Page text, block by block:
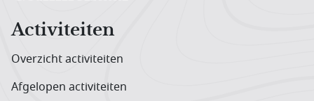
Activiteiten
Overzicht activiteiten
Afgelopen activiteiten